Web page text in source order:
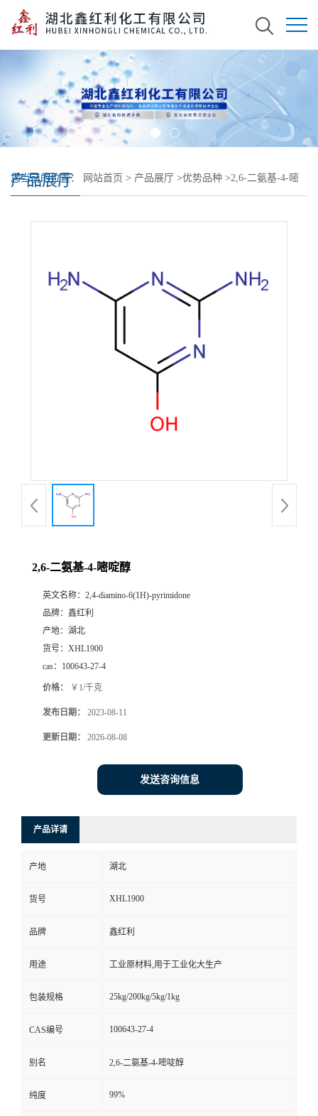
产品展厅
您当前的位置： 网站首页 > 产品展厅 >优势品种 >2,6-二氨基-4-嘧
2,6-二氨基-4-嘧啶醇
英文名称： 2,4-diamino-6(1H)-pyrimidone
品牌： 鑫红利
产地： 湖北
货号： XHL1900
cas： 100643-27-4
价格： ￥1/千克
发布日期： 2023-08-11
更新日期： 2026-08-08
发送咨询信息
产品详请
产地 湖北
货号 XHL1900
品牌 鑫红利
用途 工业原材料,用于工业化大生产
包装规格 25kg/200kg/5kg/1kg
CAS编号 100643-27-4
别名 2,6-二氨基-4-嘧啶醇
纯度 99%